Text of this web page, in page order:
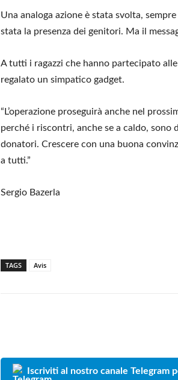
Una analoga azione è stata svolta,
stata la presenza dei genitori. Ma il
A tutti i ragazzi che hanno partecipato alle
regalato un simpatico gadget.
“L’operazione proseguirà anche nel
perché i riscontri, anche se a caldo, sono
donatori. Crescere con una buona
a tutti.”
Sergio Bazerla
TAGS Avis
Iscriviti al nostro canale Telegram